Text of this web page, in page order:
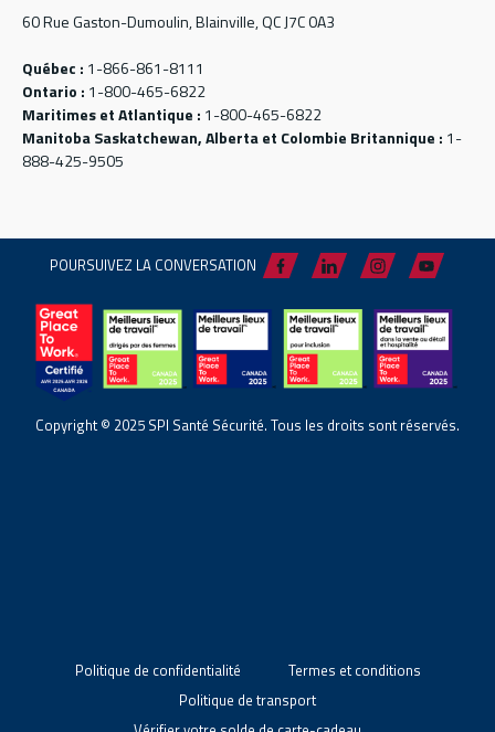
60 Rue Gaston-Dumoulin, Blainville, QC J7C 0A3
Québec : 1-866-861-8111
Ontario : 1-800-465-6822
Maritimes et Atlantique : 1-800-465-6822
Manitoba Saskatchewan, Alberta et Colombie Britannique : 1-
888-425-9505
POURSUIVEZ LA CONVERSATION
Copyright © 2025 SPI Santé Sécurité. Tous les droits sont réservés.
Politique de confidentialité
Termes et conditions
Politique de transport